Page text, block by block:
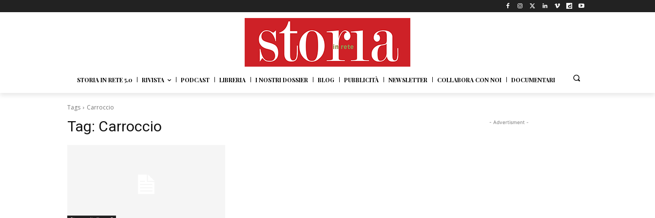
STORIA IN RETE 5.0 RIVISTA PODCAST LIBRERIA I NOSTRI DOSSIER BLOG PUBBLICITÀ NEWSLETTER COLLABORA CON NOI DOCUMENTARI
Tags Carroccio
Tag: Carroccio - Advertisment -